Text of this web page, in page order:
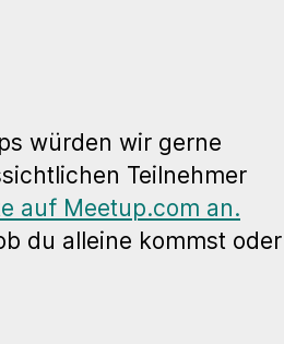
würden wir gerne
Teilnehmer
auf Meetup.com an.
du alleine kommst oder